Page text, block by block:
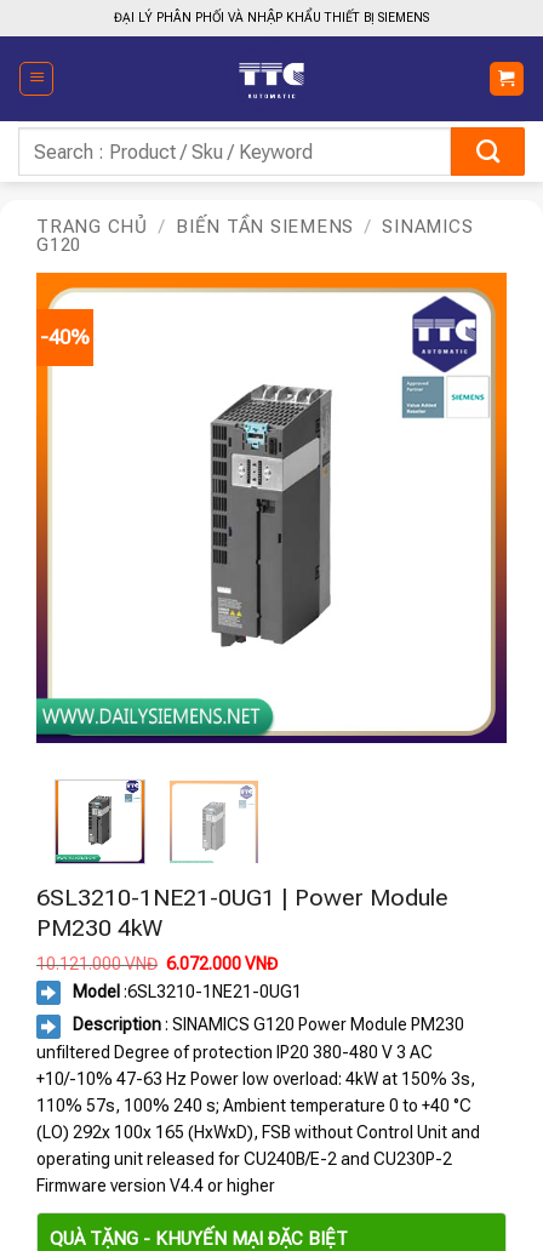
qua
nội
dung
ĐẠI LÝ PHÂN PHỐI VÀ NHẬP KHẨU THIẾT BỊ SIEMENS
kiếm:
TRANG CHỦ / BIẾN TẦN SIEMENS / SINAMICS
G120
-40%
6SL3210-1NE21-0UG1 | Power Module
PM230 4kW
10.121.000VNĐ Giá
là:
10.121.000 VNĐ.
6.072.000VNĐGiá
tại
là:
6.072.000 VNĐ.
Model :6SL3210-1NE21-0UG1
Description: SINAMICS G120 Power Module PM230
unfiltered Degree of protection IP20 380-480 V 3 AC
+10/-10% 47-63 Hz Power low overload: 4kW at 150% 3s,
110% 57s, 100% 240 s; Ambient temperature 0 to +40 °C
(LO) 292x 100x 165 (HxWxD), FSB without Control Unit and
operating unit released for CU240B/E-2 and CU230P-2
Firmware version V4.4 or higher
QUÀ TẶNG - KHUYẾN MẠI ĐẶC BIỆT